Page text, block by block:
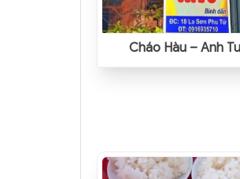
Cháo Hàu – Ánh